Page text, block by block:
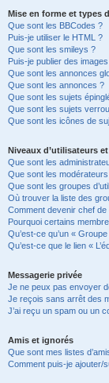
Mise en forme et types
Que sont les BBCodes ?
Puis-je utiliser le HTML ?
Que sont les smileys ?
Puis-je publier des
Que sont les annonces
Que sont les annonces ?
Que sont les sujets
Que sont les sujets
Que sont les icônes de
Niveaux d’utilisateurs
Que sont les
Que sont les
Que sont les groupes
Où trouver la liste des
Comment devenir chef de
Pourquoi certains
Qu’est-ce qu’un «
Qu’est-ce que le lien «
Messagerie privée
Je ne peux pas envoyer
Je reçois sans arrêt des
J’ai reçu un spam ou un
Amis et ignorés
Que sont mes listes
Comment puis-je ajouter/